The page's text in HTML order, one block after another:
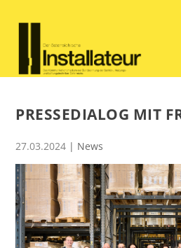
PRESSEDIALOG MIT
27.03.2024 | News